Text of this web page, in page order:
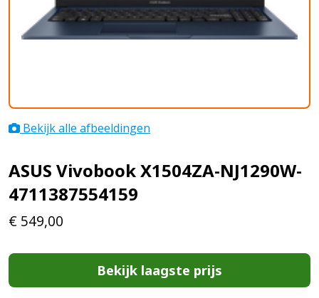
Bekijk alle afbeeldingen
ASUS Vivobook X1504ZA-NJ1290W-
4711387554159
€ 549,00
Bekijk laagste prijs